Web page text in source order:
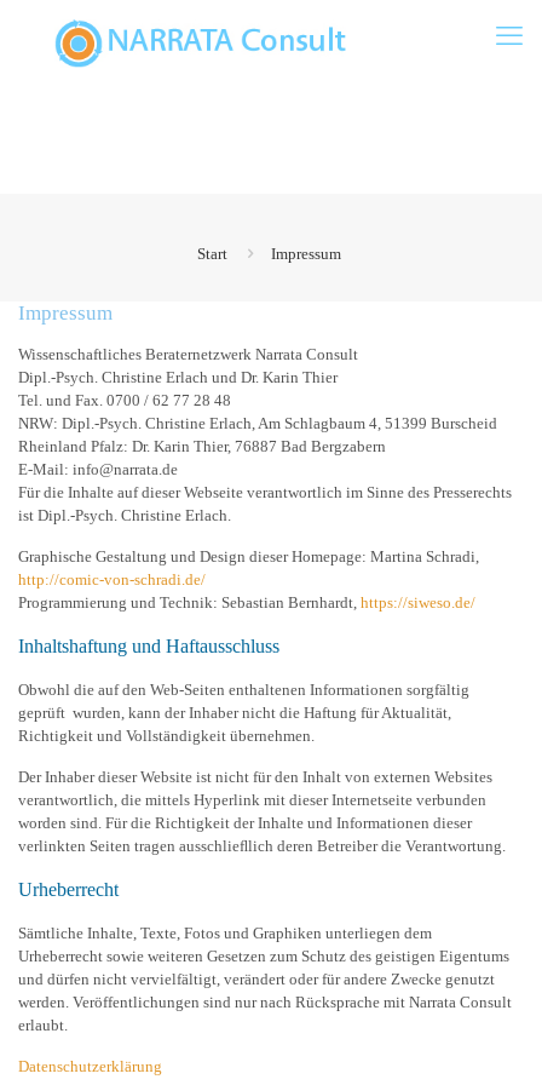
Start Impressum
Impressum
Wissenschaftliches Beraternetzwerk Narrata Consult
Dipl.-Psych. Christine Erlach und Dr. Karin Thier
Tel. und Fax. 0700 / 62 77 28 48
NRW: Dipl.-Psych. Christine Erlach, Am Schlagbaum 4, 51399 Burscheid
Rheinland Pfalz: Dr. Karin Thier, 76887 Bad Bergzabern
E-Mail: info@narrata.de
Für die Inhalte auf dieser Webseite verantwortlich im Sinne des Presserechts
ist Dipl.-Psych. Christine Erlach.
Graphische Gestaltung und Design dieser Homepage: Martina Schradi,
http://comic-von-schradi.de/
Programmierung und Technik: Sebastian Bernhardt, https://siweso.de/
Inhaltshaftung und Haftausschluss
Obwohl die auf den Web-Seiten enthaltenen Informationen sorgfältig
geprüft wurden, kann der Inhaber nicht die Haftung für Aktualität,
Richtigkeit und Vollständigkeit übernehmen.
Der Inhaber dieser Website ist nicht für den Inhalt von externen Websites
verantwortlich, die mittels Hyperlink mit dieser Internetseite verbunden
worden sind. Für die Richtigkeit der Inhalte und Informationen dieser
verlinkten Seiten tragen ausschlieﬂlich deren Betreiber die Verantwortung.
Urheberrecht
Sämtliche Inhalte, Texte, Fotos und Graphiken unterliegen dem
Urheberrecht sowie weiteren Gesetzen zum Schutz des geistigen Eigentums
und dürfen nicht vervielfältigt, verändert oder für andere Zwecke genutzt
werden. Veröffentlichungen sind nur nach Rücksprache mit Narrata Consult
erlaubt.
Datenschutzerklärung